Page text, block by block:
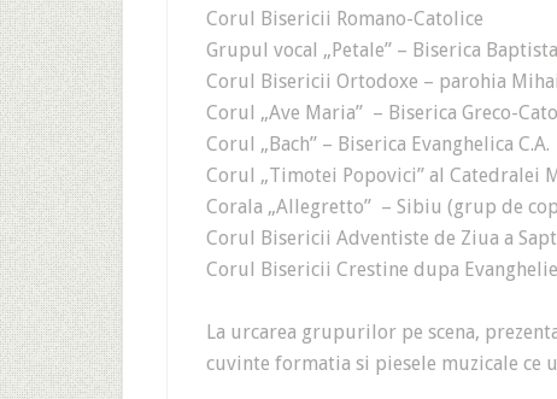
Corul Bisericii Romano-Catolice
Grupul vocal „Petale” – Biserica
Corul Bisericii Ortodoxe – parohia
Corul „Ave Maria” – Biserica Greco-
Corul „Bach” – Biserica Evanghelica C.A.
Corul „Timotei Popovici” al Catedralei
Corala „Allegretto” – Sibiu (grup de
Corul Bisericii Adventiste de Ziua a
Corul Bisericii Crestine dupa
La urcarea grupurilor pe scena,
cuvinte formatia si piesele muzicale ce